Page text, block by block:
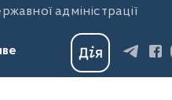
адміністрації